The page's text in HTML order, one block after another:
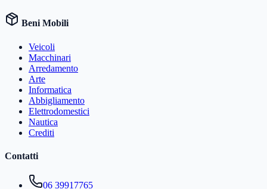
Beni Mobili
Veicoli
Macchinari
Arredamento
Arte
Informatica
Abbigliamento
Elettrodomestici
Nautica
Crediti
Contatti
06 39917765